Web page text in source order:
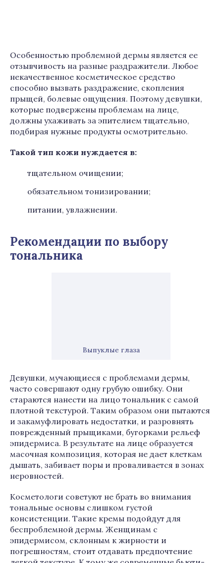
Особенностью проблемной дермы является ее
отзывчивость на разные раздражители. Любое
некачественное косметическое средство
способно вызвать раздражение, скопления
прыщей, болевые ощущения. Поэтому девушки,
которые подвержены проблемам на лице,
должны ухаживать за эпителием тщательно,
подбирая нужные продукты осмотрительно.
Такой тип кожи нуждается в:
тщательном очищении;
обязательном тонизировании;
питании, увлажнении.
Рекомендации по выбору
тональника
Выпуклые глаза
Девушки, мучающиеся с проблемами дермы,
часто совершают одну грубую ошибку. Они
стараются нанести на лицо тональник с самой
плотной текстурой. Таким образом они пытаются
и закамуфлировать недостатки, и разровнять
поврежденный прыщиками, бугорками рельеф
эпидермиса. В результате на лице образуется
масочная композиция, которая не дает клеткам
дышать, забивает поры и проваливается в зонах
неровностей.
Косметологи советуют не брать во внимания
тональные основы слишком густой
консистенции. Такие кремы подойдут для
беспроблемной дермы. Женщинам с
эпидермисом, склонным к жирности и
погрешностям, стоит отдавать предпочтение